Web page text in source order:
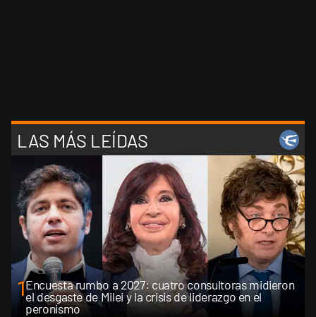
LAS MÁS LEÍDAS
1Encuesta rumbo a 2027: cuatro consultoras midieron
el desgaste de Milei y la crisis de liderazgo en el
peronismo